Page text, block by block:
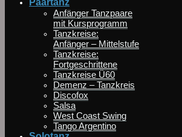
Paartanz
Anfänger Tanzpaare
mit Kursprogramm
Tanzkreise:
Anfänger – Mittelstufe
Tanzkreise:
Fortgeschrittene
Tanzkreise Ü60
Demenz – Tanzkreis
Discofox
Salsa
West Coast Swing
Tango Argentino